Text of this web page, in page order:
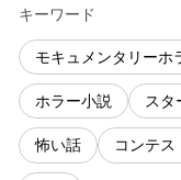
キーワード
モキュメンタリーホ
ホラー小説 スタ
怖い話 コンテス